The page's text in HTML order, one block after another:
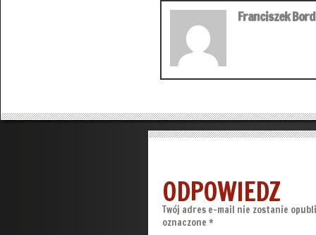
Franciszek
ODPOWIEDZ
Twój adres e-mail nie zostanie
oznaczone *